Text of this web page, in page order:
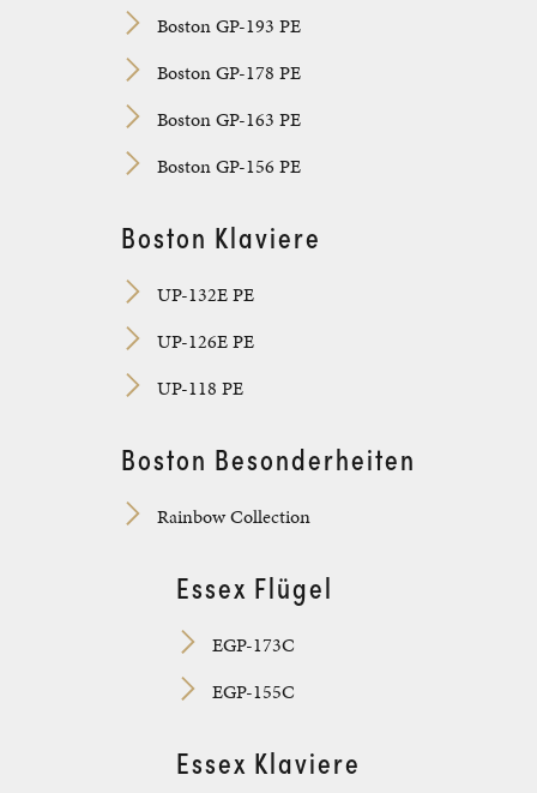
Boston GP-193 PE
Boston GP-178 PE
Boston GP-163 PE
Boston GP-156 PE
Boston Klaviere
UP-132E PE
UP-126E PE
UP-118 PE
Boston Besonderheiten
Rainbow Collection
Essex Flügel
EGP-173C
EGP-155C
Essex Klaviere